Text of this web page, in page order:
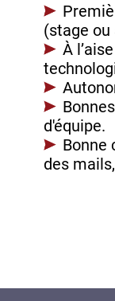
(stage
À
d'équipe.
Bonne
des